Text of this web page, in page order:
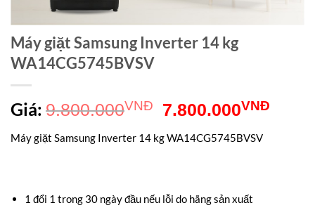
Máy giặt Samsung Inverter 14 kg
WA14CG5745BVSV
Giá: 9.800.000VNĐ
Giá
gốc
7.800.000VNĐGiá
Máy giặt Samsung Inverter 14 kg WA14CG5745BVSV
1 đổi 1 trong 30 ngày đầu nếu lỗi do hãng sản xuất